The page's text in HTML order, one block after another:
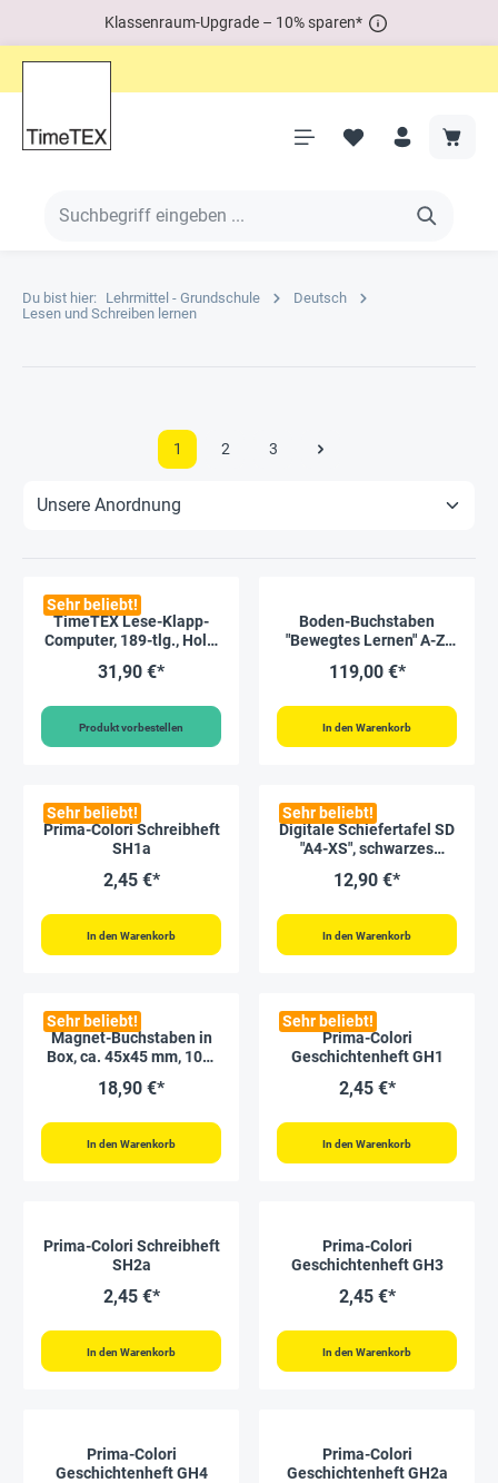
Klassenraum-Upgrade – 10% sparen*
Du bist hier: Lehrmittel - Grundschule
Deutsch
Lesen und Schreiben lernen
1 2 3
Sehr beliebt!
TimeTEX Lese-Klapp-
Computer, 189-tlg., Holz,
31,90 €*
Produkt vorbestellen
Boden-Buchstaben
"Bewegtes Lernen" A-Z,
119,00 €*
In den Warenkorb
Sehr beliebt!
Prima-Colori Schreibheft
SH1a
2,45 €*
In den Warenkorb
Sehr beliebt!
Digitale Schiefertafel SD
"A4-XS", schwarzes
12,90 €*
In den Warenkorb
Sehr beliebt!
Magnet-Buchstaben in
Box, ca. 45x45 mm, 100-
18,90 €*
In den Warenkorb
Sehr beliebt!
Prima-Colori
Geschichtenheft GH1
2,45 €*
In den Warenkorb
Prima-Colori Schreibheft
SH2a
2,45 €*
In den Warenkorb
Prima-Colori
Geschichtenheft GH3
2,45 €*
In den Warenkorb
Prima-Colori
Geschichtenheft GH4
Prima-Colori
Geschichtenheft GH2a